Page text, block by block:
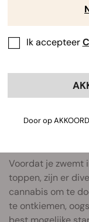
De
van cannabis
Voordat je zwemt
toppen, zijn er
cannabis om te
te ontkiemen,
Ik accepteer
Door op